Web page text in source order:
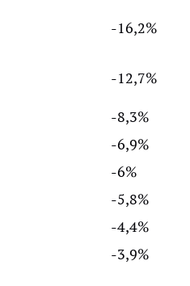
-16,2%
-12,7%
-8,3%
-6,9%
-6%
-5,8%
-4,4%
-3,9%